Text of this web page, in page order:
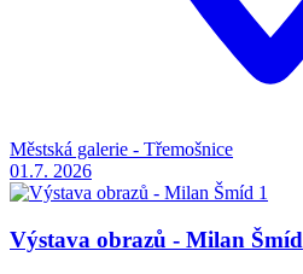
Městská galerie - Třemošnice
01.7. 2026
Výstava obrazů - Milan Šmíd